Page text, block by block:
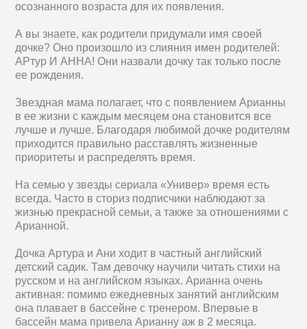
осознанного возраста для их появления.
А вы знаете, как родители придумали имя своей
дочке? Оно произошло из слияния имен родителей:
АРтур И АННА! Они назвали дочку так только после
ее рождения.
Звездная мама полагает, что с появлением Арианны
в ее жизни с каждым месяцем она становится все
лучше и лучше. Благодаря любимой дочке родителям
приходится правильно расставлять жизненные
приоритеты и распределять время.
На семью у звезды сериала «Универ» время есть
всегда. Часто в сториз подписчики наблюдают за
жизнью прекрасной семьи, а также за отношениями с
Арианной.
Дочка Артура и Ани ходит в частный английский
детский садик. Там девочку научили читать стихи на
русском и на английском языках. Арианна очень
активная: помимо ежедневных занятий английским
она плавает в бассейне с тренером. Впервые в
бассейн мама привела Арианну аж в 2 месяца.